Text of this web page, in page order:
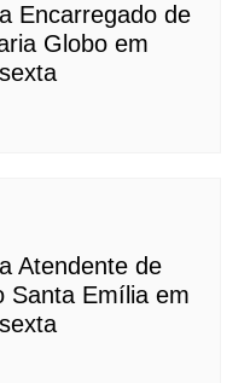
Encarregado de
Globo em
Atendente de
Santa Emília em